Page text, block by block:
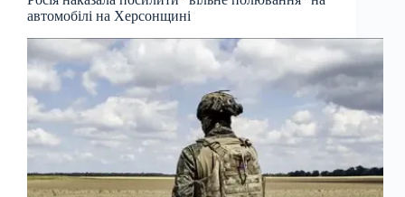
автомобілі на Херсонщині